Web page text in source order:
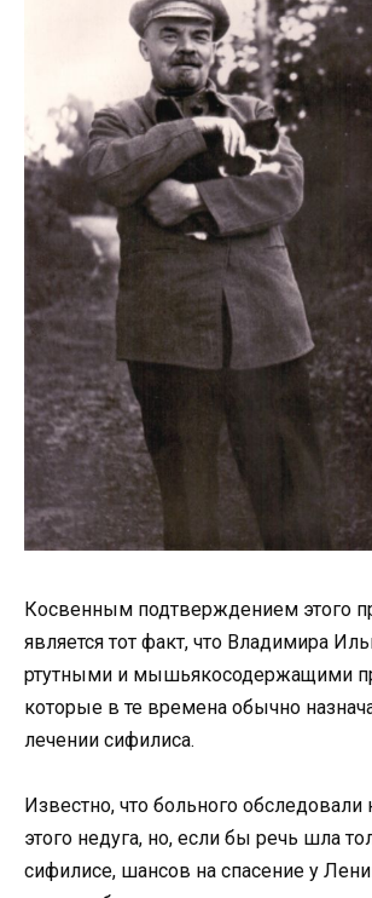
Косвенным подтверждением этого
является тот факт, что Владимира
ртутными и мышьякосодержащими
которые в те времена обычно
лечении сифилиса.
Известно, что больного обследовали
этого недуга, но, если бы речь шла
сифилисе, шансов на спасение у